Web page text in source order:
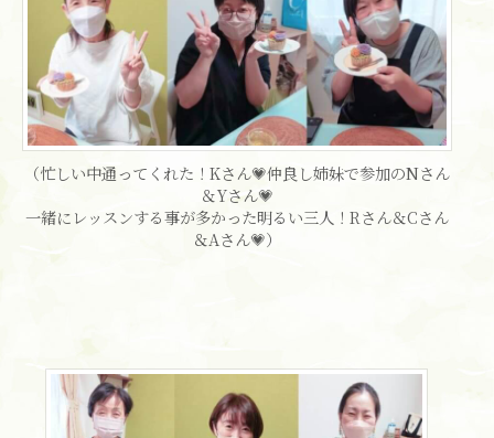
（忙しい中通ってくれた！Kさん💗仲良し姉妹で参加のNさん
＆Yさん💗
一緒にレッスンする事が多かった明るい三人！Rさん＆Cさん
＆Aさん💗）